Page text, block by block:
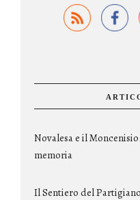
Novalesa e il
memoria
Il Sentiero del